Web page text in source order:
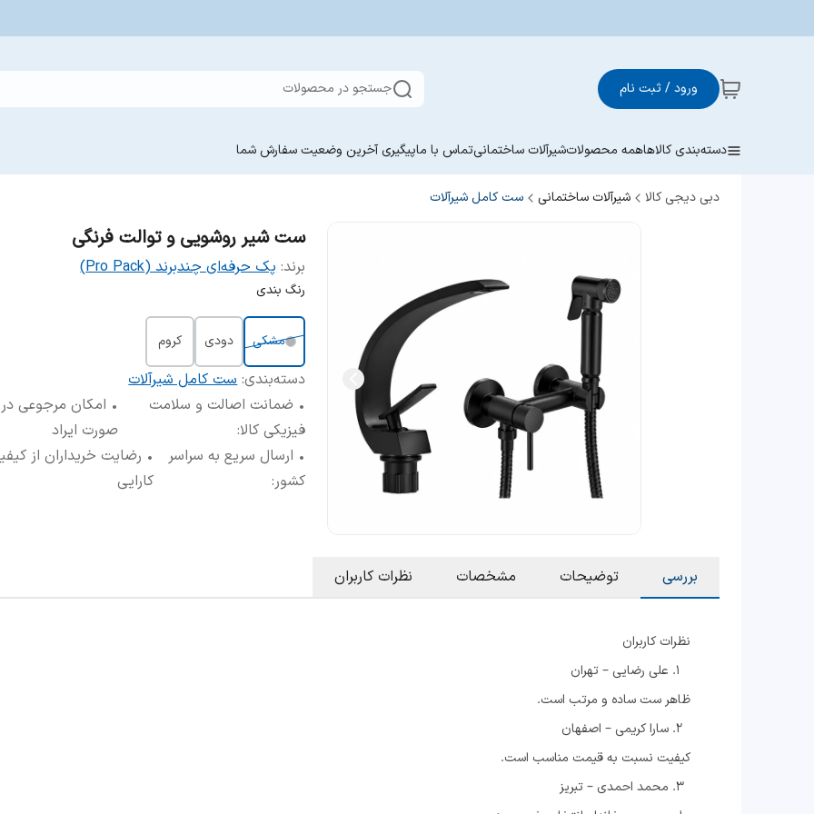
ورود / ثبت نام جستجو در محصولات
دسته‌بندی کالاهاهمه محصولاتشیرآلات ساختمانیتماس با ماپیگیری آخرین وضعیت سفارش‌ شما
دبی دیجی کالا شیرآلات ساختمانی ست کامل شیرآلات
ست شیر روشویی و توالت فرنگی
برند: پک حرفه‌ای چندبرند (Pro Pack)
رنگ بندی
مشکی دودی کروم
دسته‌بندی:ست کامل شیرآلات
• ضمانت اصالت و سلامت
فیزیکی کالا:
• امکان مرجوعی در
صورت ایراد
• ارسال سریع به سراسر
کشور:
• رضایت خریداران از
کارایی
بررسی توضیحات مشخصات نظرات کاربران
نظرات کاربران
علی رضایی – تهران
ظاهر ست ساده و مرتب است.
سارا کریمی – اصفهان
کیفیت نسبت به قیمت مناسب است.
محمد احمدی – تبریز